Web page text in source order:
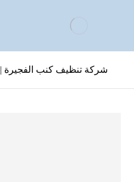
شركة تنظيف كنب الفجيرة |0544675066| ارخص الاسعار